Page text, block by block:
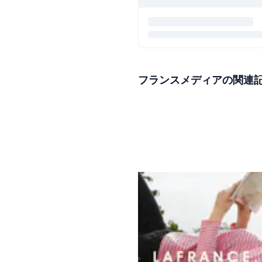
フランスメディアの関連